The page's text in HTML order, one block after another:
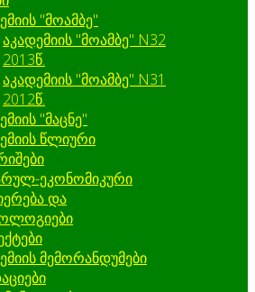
"მოამბე"
აკადემიის "მოამბე" N32
2013წ.
აკადემიის "მოამბე" N31
2012წ.
"მაცნე"
წლიური
ეკონომიკური
და
მემორანდუმები